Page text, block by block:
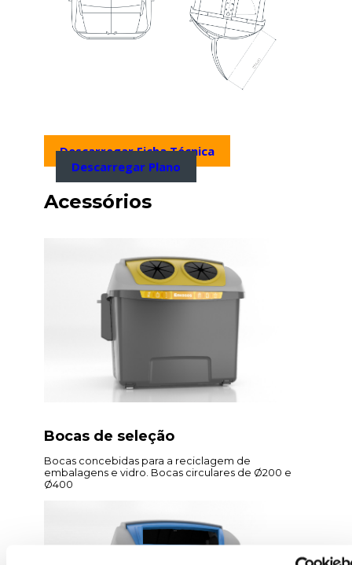
Descarregar Ficha Técnica
Descarregar Plano
Acessórios
Bocas de seleção
Bocas concebidas para a reciclagem de
embalagens e vidro. Bocas circulares de Ø200 e
Ø400